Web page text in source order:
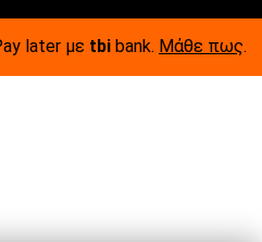
later με tbi bank. Μάθε πως.